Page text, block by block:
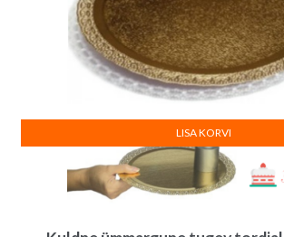
LISA KORVI